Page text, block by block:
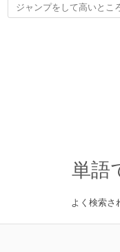
ジャンプをして高いとこ
単語
よく検索さ